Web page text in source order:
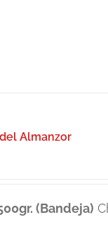
Almanzor
(Bandeja)